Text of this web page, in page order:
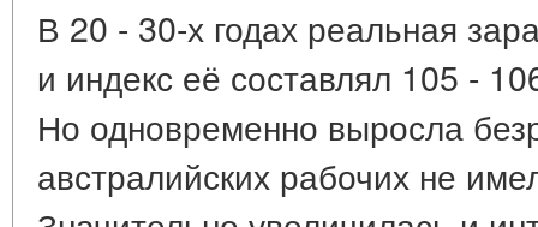
В 20 - 30-х годах реальная
и индекс её составлял 105 -
Но одновременно выросла
австралийских рабочих не